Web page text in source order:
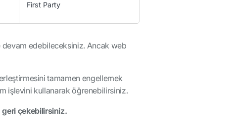
First Party
edebileceksiniz. Ancak web
tamamen engellemek
işlevini kullanarak öğrenebilirsiniz.
geri çekebilirsiniz.